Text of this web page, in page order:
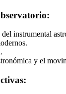
instrumental
y el